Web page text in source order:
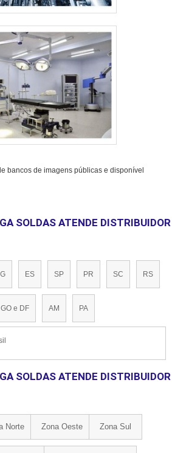
bancos de imagens públicas e disponível
SOLDAS ATENDE DISTRIBUIDOR
ES SP PR SC RS
GO e DF AM PA
SOLDAS ATENDE DISTRIBUIDOR
Norte Zona Oeste Zona Sul